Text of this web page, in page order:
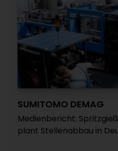
SUMITOMO DEMAG
Medienbericht:
plant Stellenabbau in